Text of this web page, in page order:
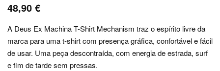
48,90 €
A Deus Ex Machina T-Shirt Mechanism traz o espírito livre da
marca para uma t-shirt com presença gráfica, confortável e fácil
de usar. Uma peça descontraída, com energia de estrada, surf
e fim de tarde sem pressas.